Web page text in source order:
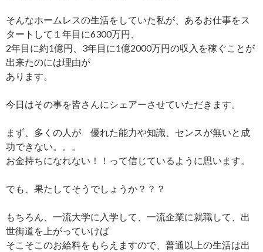
そんなホームレスの生活をしていた私が、あるお仕事をス
タートして１年目に6300万円、
2年目に約1億円、3年目に1億2000万円の収入を稼ぐことが
出来たのには理由が
あります。
今日はその事を皆さんにシェアーさせていただきます。
まず、多くの人が 優れた能力や知識、センスが無いと成
功できない。。。
お金持ちになれない！！って信じているように思います。
でも、果たしてそうでしょうか？？？
もちろん、一流大学に入学して、一流企業に就職して、出
世街道を上がっていけば
そこそこのお給料をもらえますので、普通以上の生活は出